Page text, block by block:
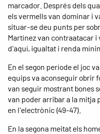
marcador. Després dels
els vermells van dominar i
situar-se deu punts per
Martínez van contraatacar
d'aquí, igualtat i renda
En el segon període el joc
equips va aconseguir obrir
van seguir mostrant bones
van poder arribar a la mitja
en l'electrònic (49-47).
En la segona meitat els